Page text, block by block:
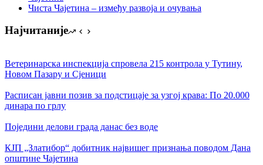
Чиста Чајетина – између развоја и очувања
Најчитаније
Ветеринарска инспекција спровела 215 контрола у Тутину,
Новом Пазару и Сјеници
Расписан јавни позив за подстицаје за узгој крава: По 20.000
динара по грлу
Поједини делови града данас без воде
КЈП „Златибор“ добитник највишег признања поводом Дана
општине Чајетина